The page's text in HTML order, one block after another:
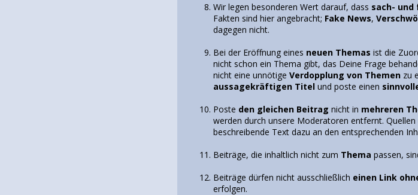
Wir legen besonderen Wert darauf, dass sach- und
Fakten sind hier angebracht; Fake News,
dagegen nicht.
Bei der Eröffnung eines neuen Themas ist die
nicht schon ein Thema gibt, das Deine Frage
nicht eine unnötigeVerdopplung von Themen zu
aussagekräftigen Titel und poste einen
Poste den gleichen Beitrag nicht in mehreren
werden durch unsere Moderatoren entfernt.
beschreibende Text dazu an den entsprechenden
Beiträge, die inhaltlich nicht zum Thema passen,
Beiträge dürfen nicht ausschließlich einen Link
erfolgen.